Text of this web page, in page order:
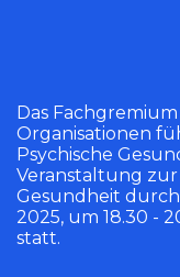
Das
Organisationen
Psychische
Veranstaltung
Gesundheit
2025, um 18.30 -
statt.